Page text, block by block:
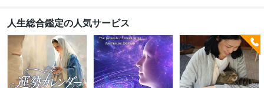
人生総合鑑定の人気サービス